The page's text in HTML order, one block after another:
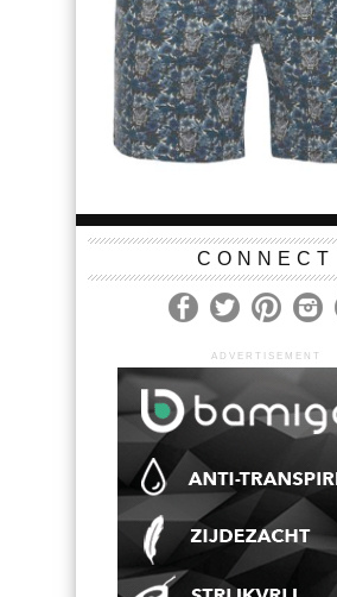
CONNECT
ADVERTISEMENT